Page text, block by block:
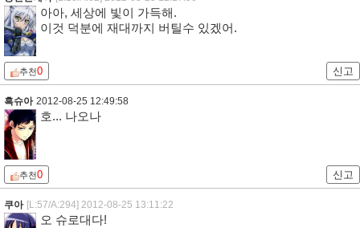
아아, 세상에 빛이 가득해.
이것 덕분에 재대까지 버틸수 있겠어.
추천0 신고
흑슈아 2012-08-25 12:49:58
호... 나오나
추천0 신고
쿠아 [L:57/A:294] 2012-08-25 13:11:22
오 슈로대다!